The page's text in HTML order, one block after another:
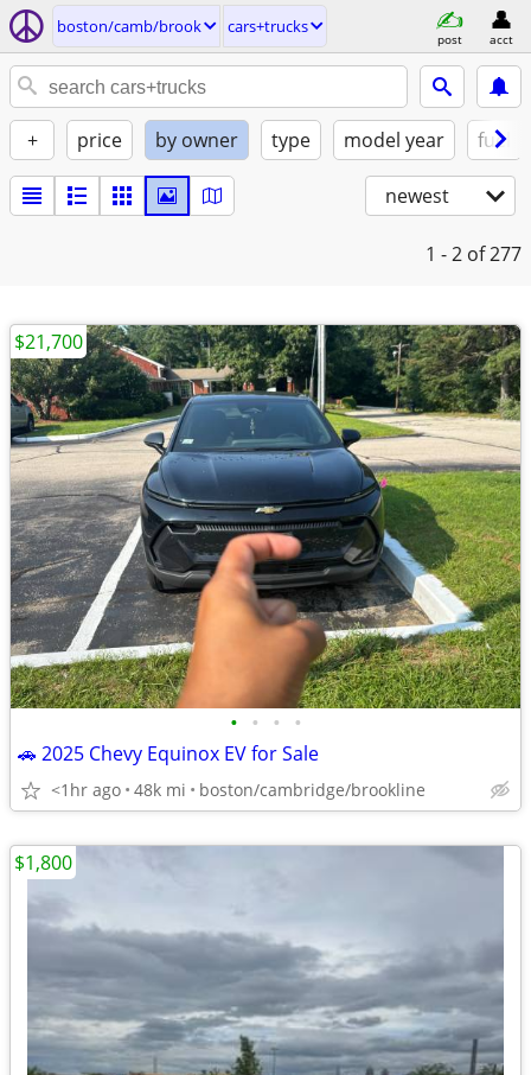
boston/camb/brook cars+trucks
post acct
+ price by owner type model year fuel
newest
1 - 2 of 277
• • • •
🚗 2025 Chevy Equinox EV for Sale
<1hr ago 48k mi boston/cambridge/brookline
$21,700
$1,800